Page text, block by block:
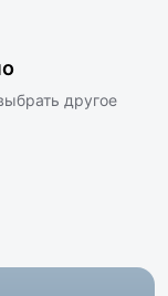
другое